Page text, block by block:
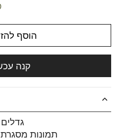
הוסף
קנה
:גדלים
:תמונות